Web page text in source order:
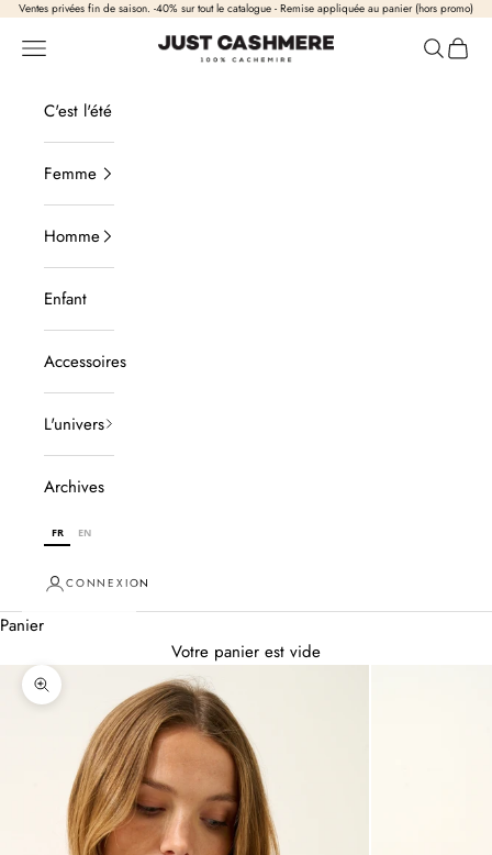
Passer au contenu
Ventes privées fin de saison. -40% sur tout le catalogue - Remise appliquée au panier (hors promo)
Just Cashmere
Ouvrir la navigation Ouvrir la
Voir
C'est l'été
Femme
Homme
Enfant
Accessoires
L'univers
Archives
FR EN
CONNEXION
Panier
Votre panier est vide
Zoomer sur l'image